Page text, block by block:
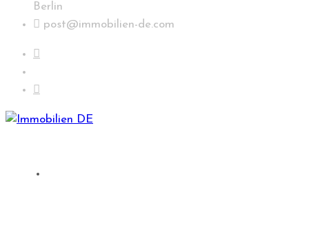
Berlin
post@immobilien-de.com